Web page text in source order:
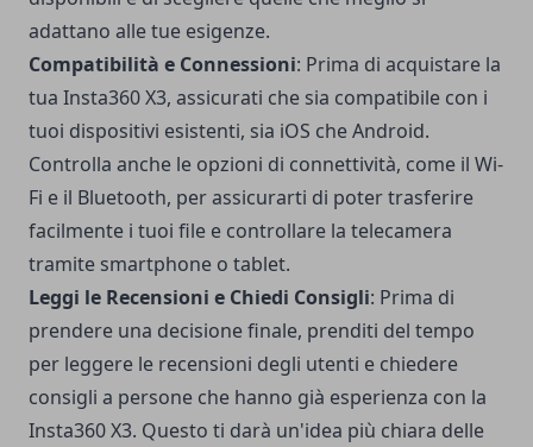
adattano alle tue esigenze.
Compatibilità e Connessioni: Prima di acquistare la
tua Insta360 X3, assicurati che sia compatibile con i
tuoi dispositivi esistenti, sia iOS che Android.
Controlla anche le opzioni di connettività, come il Wi-
Fi e il Bluetooth, per assicurarti di poter trasferire
facilmente i tuoi file e controllare la telecamera
tramite smartphone o tablet.
Leggi le Recensioni e Chiedi Consigli: Prima di
prendere una decisione finale, prenditi del tempo
per leggere le recensioni degli utenti e chiedere
consigli a persone che hanno già esperienza con la
Insta360 X3. Questo ti darà un'idea più chiara delle